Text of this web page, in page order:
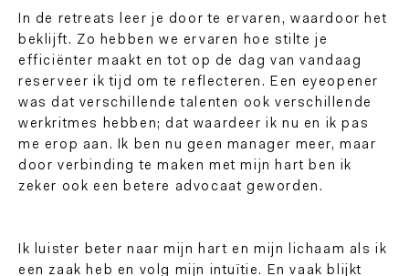
In de retreats leer je door te ervaren, waardoor het
beklijft. Zo hebben we ervaren hoe stilte je
efficiënter maakt en tot op de dag van vandaag
reserveer ik tijd om te reflecteren. Een eyeopener
was dat verschillende talenten ook verschillende
werkritmes hebben; dat waardeer ik nu en ik pas
me erop aan. Ik ben nu geen manager meer, maar
door verbinding te maken met mijn hart ben ik
zeker ook een betere advocaat geworden.
Ik luister beter naar mijn hart en mijn lichaam als ik
een zaak heb en volg mijn intuïtie. En vaak blijkt